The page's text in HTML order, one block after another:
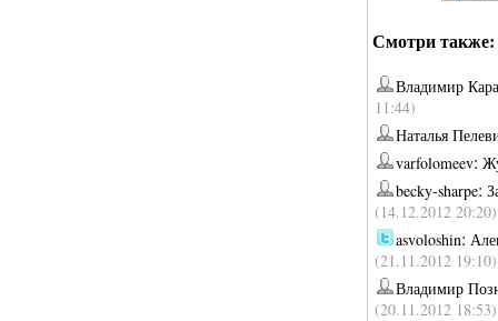
Смотри также:
Владимир
11:44)
Наталья
varfolomeev:
becky-sharpe:
(14.12.2012 20:20)
asvoloshin:
(21.11.2012 19:10)
Владимир
(20.11.2012 18:53)